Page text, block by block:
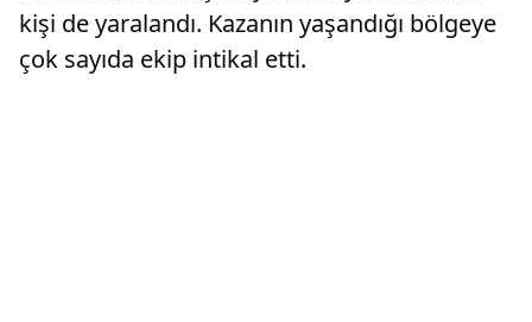
kişi de yaralandı. Kazanın yaşandığı bölgeye
çok sayıda ekip intikal etti.